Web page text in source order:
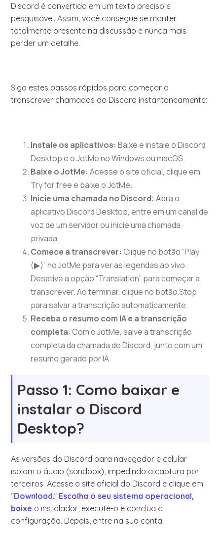
Discord é convertida em um texto preciso e
pesquisável. Assim, você consegue se manter
totalmente presente na discussão e nunca mais
perder um detalhe.
Siga estes passos rápidos para começar a
transcrever chamadas do Discord instantaneamente:
Instale os aplicativos: Baixe e instale o Discord
Desktop e o JotMe no Windows ou macOS.
Baixe o JotMe:Acesse o site oficial, clique em
Try for free e baixe o JotMe.
Inicie uma chamada no Discord: Abra o
aplicativo Discord Desktop, entre em um canal de
voz de um servidor ou inicie uma chamada
privada.
Comece a transcrever: Clique no botão “Play
(▶)” no JotMe para ver as legendas ao vivo.
Desative a opção “Translation” para começar a
transcrever. Ao terminar, clique no botão Stop
para salvar a transcrição automaticamente.
Receba o resumo com IA e a transcrição
completa: Com o JotMe, salve a transcrição
completa da chamada do Discord, junto com um
resumo gerado por IA.
Passo 1: Como baixar e
instalar o Discord
Desktop?
As versões do Discord para navegador e celular
isolam o áudio (sandbox), impedindo a captura por
terceiros. Acesse o site oficial do Discord e clique em
“Download.” Escolha o seu sistema operacional,
baixe o instalador, execute-o e conclua a
configuração. Depois, entre na sua conta.